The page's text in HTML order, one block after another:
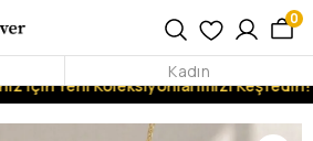
Yeni Koleksiyonlarımızı Keşfedin!
0
Kadın